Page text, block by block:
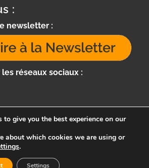
:
newsletter :
réseaux sociaux :
to give you the best experience on our
about which cookies we are using or
.
Settings